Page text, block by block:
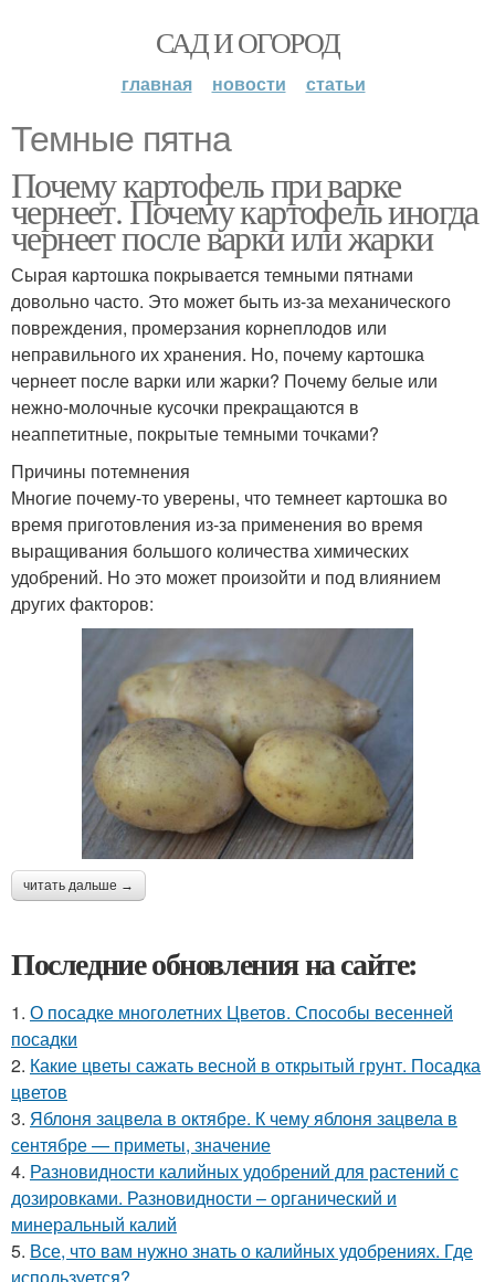
САД И ОГОРОД
главная новости статьи
Темные пятна
Почему картофель при варке
чернеет. Почему картофель иногда
чернеет после варки или жарки
Сырая картошка покрывается темными пятнами
довольно часто. Это может быть из-за механического
повреждения, промерзания корнеплодов или
неправильного их хранения. Но, почему картошка
чернеет после варки или жарки? Почему белые или
нежно-молочные кусочки прекращаются в
неаппетитные, покрытые темными точками?
Причины потемнения
Многие почему-то уверены, что темнеет картошка во
время приготовления из-за применения во время
выращивания большого количества химических
удобрений. Но это может произойти и под влиянием
других факторов:
читать дальше →
Последние обновления на сайте:
1. О посадке многолетних Цветов. Способы весенней
посадки
2. Какие цветы сажать весной в открытый грунт. Посадка
цветов
3. Яблоня зацвела в октябре. К чему яблоня зацвела в
сентябре — приметы, значение
4. Разновидности калийных удобрений для растений с
дозировками. Разновидности – органический и
минеральный калий
5. Все, что вам нужно знать о калийных удобрениях. Где